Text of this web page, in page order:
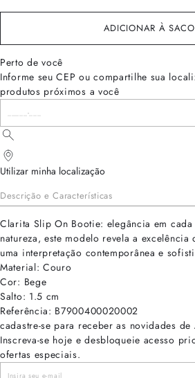
ADICIONAR À
Perto de você
Informe seu CEP ou compartilhe sua
produtos próximos a você
Utilizar minha localização
Descrição e Características
Clarita Slip On Bootie: elegância em
natureza, este modelo revela a excelência
uma interpretação contemporânea e
Material: Couro
Cor: Bege
Salto: 1.5 cm
Referência: B7900400020002
cadastre-se para receber as novidades de
Inscreva-se hoje e desbloqueie acesso
ofertas especiais.